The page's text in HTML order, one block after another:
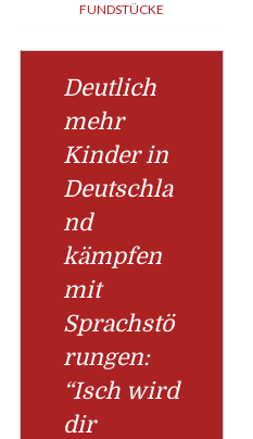
FUNDSTÜCKE
Deutlich
mehr
Kinder in
Deutschla
nd
kämpfen
mit
Sprachstö
rungen:
“Isch wird
dir